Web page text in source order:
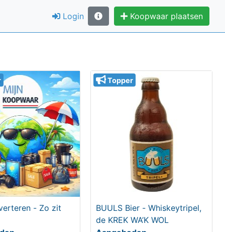
Login Koopwaar plaatsen
- Zo zit
Topper
BUULS Bier - Whiskeytripel,
de KREK WA’K WOL